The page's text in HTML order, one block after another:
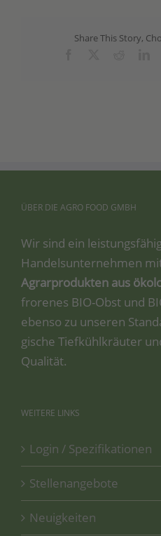
Share This Story,
ÜBER DIE AGRO FOOD GMBH
Wir sind ein
Han­dels­un­ter­neh­men
Agrar­pro­duk­ten aus
fro­re­nes BIO-Obst und
eben­so zu unse­ren
gi­sche Tief­kühl­kräu­ter
Qualität.
WEITERE LINKS
Login / Spezifikationen
Stellenangebote
Neuigkeiten